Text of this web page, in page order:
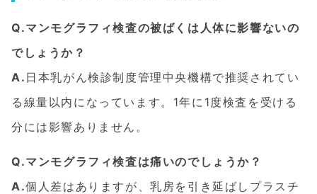
Q.マンモグラフィ検査の被ばくは人体に影響ないの
でしょうか？
A. 日本乳がん検診制度管理中央機構で推奨されてい
る線量以内になっています。1年に1度検査を受ける
分には影響ありません。
Q.マンモグラフィ検査は痛いのでしょうか？
A.個人差はありますが、乳房を引き延ばしプラスチ